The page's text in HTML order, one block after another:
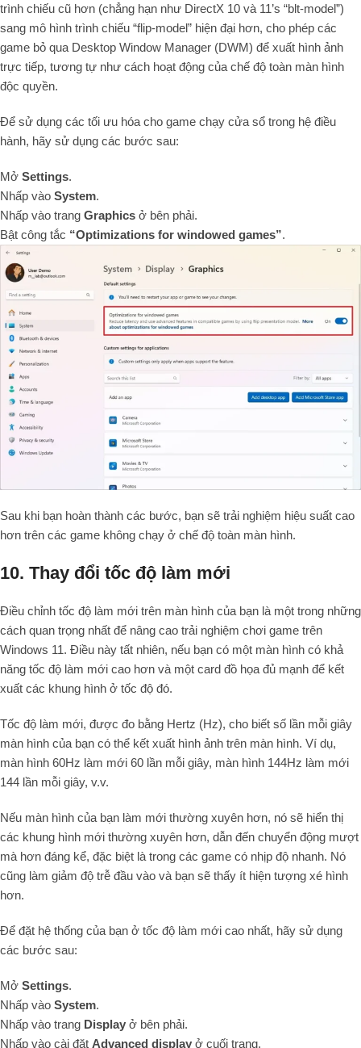
trình chiếu cũ hơn (chẳng hạn như DirectX 10 và 11’s “blt-model”)
sang mô hình trình chiếu “flip-model” hiện đại hơn, cho phép các
game bỏ qua Desktop Window Manager (DWM) để xuất hình ảnh
trực tiếp, tương tự như cách hoạt động của chế độ toàn màn hình
độc quyền.
Để sử dụng các tối ưu hóa cho game chạy cửa sổ trong hệ điều
hành, hãy sử dụng các bước sau:
Mở Settings.
Nhấp vào System.
Nhấp vào trang Graphics ở bên phải.
Bật công tắc “Optimizations for windowed games”.
Sau khi bạn hoàn thành các bước, bạn sẽ trải nghiệm hiệu suất cao
hơn trên các game không chạy ở chế độ toàn màn hình.
10. Thay đổi tốc độ làm mới
Điều chỉnh tốc độ làm mới trên màn hình của bạn là một trong những
cách quan trọng nhất để nâng cao trải nghiệm chơi game trên
Windows 11. Điều này tất nhiên, nếu bạn có một màn hình có khả
năng tốc độ làm mới cao hơn và một card đồ họa đủ mạnh để kết
xuất các khung hình ở tốc độ đó.
Tốc độ làm mới, được đo bằng Hertz (Hz), cho biết số lần mỗi giây
màn hình của bạn có thể kết xuất hình ảnh trên màn hình. Ví dụ,
màn hình 60Hz làm mới 60 lần mỗi giây, màn hình 144Hz làm mới
144 lần mỗi giây, v.v.
Nếu màn hình của bạn làm mới thường xuyên hơn, nó sẽ hiển thị
các khung hình mới thường xuyên hơn, dẫn đến chuyển động mượt
mà hơn đáng kể, đặc biệt là trong các game có nhịp độ nhanh. Nó
cũng làm giảm độ trễ đầu vào và bạn sẽ thấy ít hiện tượng xé hình
hơn.
Để đặt hệ thống của bạn ở tốc độ làm mới cao nhất, hãy sử dụng
các bước sau:
Mở Settings.
Nhấp vào System.
Nhấp vào trang Display ở bên phải.
Nhấp vào cài đặt Advanced display ở cuối trang.